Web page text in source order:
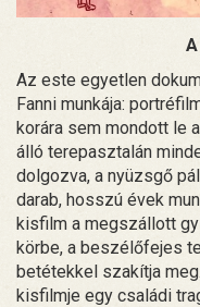
Az este egyetlen
Fanni munkája:
korára sem mondott le
álló terepasztalán
dolgozva, a nyüzsgő
darab, hosszú évek
kisfilm a megszállott
körbe, a beszélőfejes
betétekkel szakítja
kisfilmje egy családi